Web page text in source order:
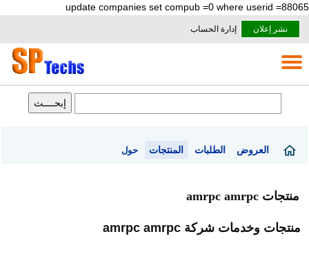
update companies set compub =0 where userid =88065
نشر إعلان إدارة الحساب
العروض الطلبات المنتجات حول
منتجات amrpc amrpc
منتجات وخدمات شركة amrpc amrpc